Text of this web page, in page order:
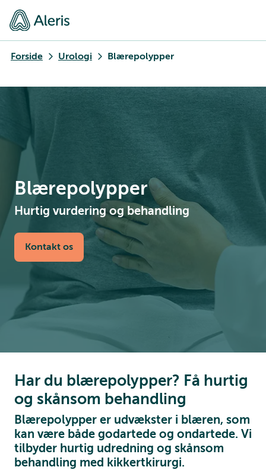
Forside Urologi Blærepolypper
Blærepolypper
Hurtig vurdering og behandling
Kontakt os
Har du blærepolypper? Få hurtig
og skånsom behandling
Blærepolypper er udvækster i blæren, som
kan være både godartede og ondartede. Vi
tilbyder hurtig udredning og skånsom
behandling med kikkertkirurgi.